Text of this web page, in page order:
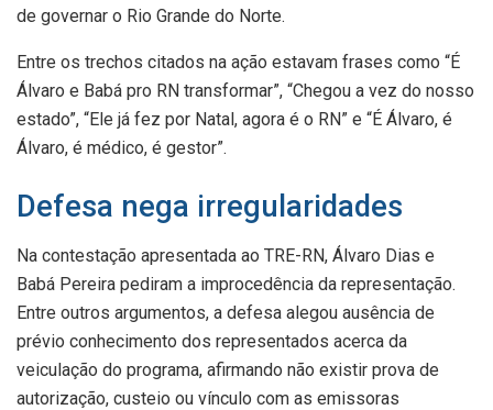
de governar o Rio Grande do Norte.
Entre os trechos citados na ação estavam frases como “É
Álvaro e Babá pro RN transformar”, “Chegou a vez do nosso
estado”, “Ele já fez por Natal, agora é o RN” e “É Álvaro, é
Álvaro, é médico, é gestor”.
Defesa nega irregularidades
Na contestação apresentada ao TRE-RN, Álvaro Dias e
Babá Pereira pediram a improcedência da representação.
Entre outros argumentos, a defesa alegou ausência de
prévio conhecimento dos representados acerca da
veiculação do programa, afirmando não existir prova de
autorização, custeio ou vínculo com as emissoras